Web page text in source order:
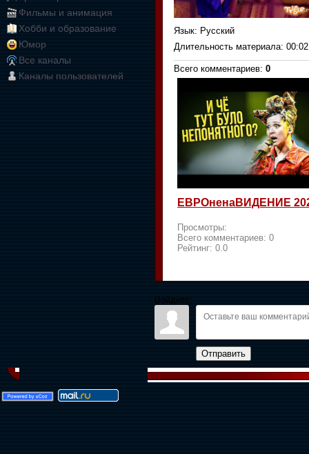
Фильмы и анимация
Хобби и образование
Юмор
Все каналы
Каналы пользователей
Язык: Русский
Длительность материала:
Всего комментариев: 0
ЕВРОненаВИДЕНИЕ
Просмотры:
Всего комментариев: 0
Рейтинг: 0.0
Войдите:
Отправить